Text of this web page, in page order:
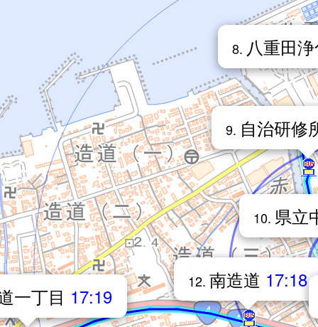
一丁目 17:19
12. 南造道 17:18
10. 県立
9. 自治研修
8. 八重田